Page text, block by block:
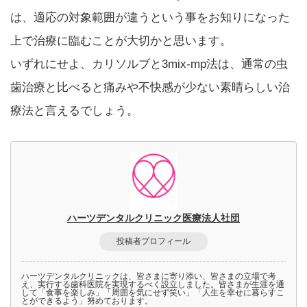
は、適応の対象範囲が違うという事をお知りになった
上で治療に臨むことが大切かと思います。
いずれにせよ、カリソルブと3mix-mp法は、通常の虫
歯治療と比べると痛みや不快感が少ない素晴らしい治
療法と言えるでしょう。
ハーツデンタルクリニック医療法人社団
投稿者プロフィール
ハーツデンタルクリニックは、皆さまに寄り添い、皆さまの立場で考
え、実行する歯科医院を実現するべく設立しました。皆さまが生涯を通
して「食事を楽しみ」「周囲を気にせず笑い」「人生を幸せに暮らすこ
とができるよう」努めております。